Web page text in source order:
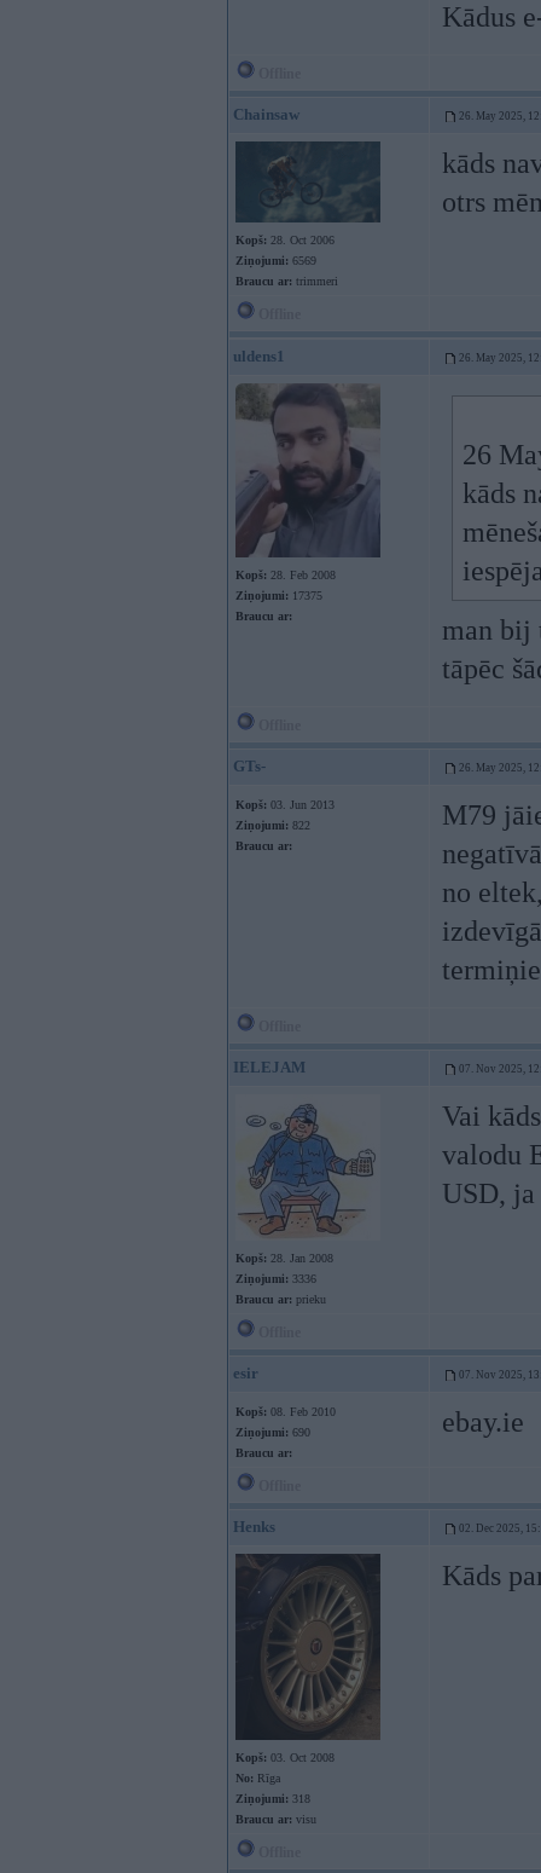
Kādus
Chainsaw 26. May 2025,
Kopš: 28. Oct 2006
Ziņojumi: 6569
Braucu ar: trimmeri
kāds
otrs
uldens1 26. May 2025,
Kopš: 28. Feb 2008
Ziņojumi: 17375
Braucu ar:
26
kāds
man bij
tāpēc
GTs- 26. May 2025,
Kopš: 03. Jun 2013
Ziņojumi: 822
Braucu ar:
M79
no
IELEJAM 07. Nov 2025,
Kopš: 28. Jan 2008
Ziņojumi: 3336
Braucu ar: prieku
Vai
valodu
USD,
esir 07. Nov 2025,
Kopš: 08. Feb 2010
Ziņojumi: 690
Braucu ar:
ebay.ie
Henks 02. Dec 2025,
Kopš: 03. Oct 2008
No: Rīga
Ziņojumi: 318
Braucu ar: visu
Kāds